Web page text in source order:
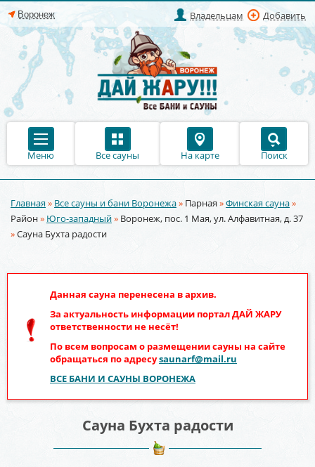
Владельцам Добавить
Меню Все сауны На карте Поиск
Вы здесь
Главная» Все сауны и бани Воронежа» Парная»Финская сауна»
Район» Юго-западный» Воронеж, пос. 1 Мая, ул. Алфавитная, д. 37
»Сауна Бухта радости
Данная сауна перенесена в архив.
За актуальность информации порталДАЙ ЖАРУ
ответственности не несёт!
По всем вопросам о размещении сауны на сайте
обращаться по адресуsaunarf@mail.ru
ВСЕ БАНИ И САУНЫ ВОРОНЕЖА
Сауна Бухта радости